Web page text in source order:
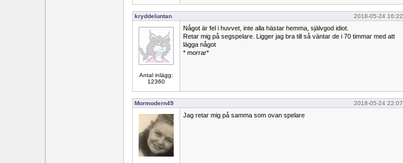
kryddeluntan 2018-05-24 16:22
Antal inlägg:
12360
Något är fel i huvvet, inte alla hästar hemma, självgod idiot.
Retar mig på segspelare. Ligger jag bra till så väntar de i 70 timmar med att
lägga något
* morrar*
Mormodern49 2018-05-24 22:07
Jag retar mig på samma som ovan spelare